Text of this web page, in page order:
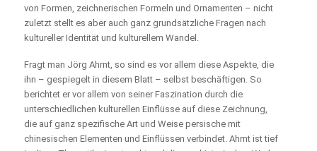
von Formen, zeichnerischen Formeln und Ornamenten – nicht
zuletzt stellt es aber auch ganz grundsätzliche Fragen nach
kultureller Identität und kulturellem Wandel.
Fragt man Jörg Ahrnt, so sind es vor allem diese Aspekte, die
ihn – gespiegelt in diesem Blatt – selbst beschäftigen. So
berichtet er vor allem von seiner Faszination durch die
unterschiedlichen kulturellen Einflüsse auf diese Zeichnung,
die auf ganz spezifische Art und Weise persische mit
chinesischen Elementen und Einflüssen verbindet. Ahrnt ist tief